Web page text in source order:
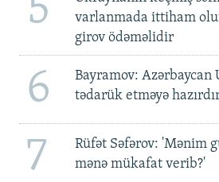
5
varlanmada ittiham
girov ödəməlidir
6
Bayramov: Azərbaycan
tədarük etməyə
7
Rüfət Səfərov: 'Mənim
mənə mükafat verib?'